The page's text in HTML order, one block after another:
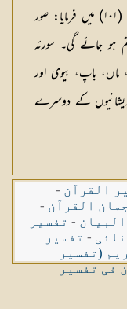
كوئی كسی كا بوجھ نہیں اٹھائے گا۔ سورئہ مومنون (۱۰۱) میں فرمایا: صور
ہو جائے گی۔ سورئہ
ماں، باپ، بیوی اور
كے دوسرے
القرآن -
القرآن -
- تفسیر
- تفسیر
(تفسیر
فی تفسیر